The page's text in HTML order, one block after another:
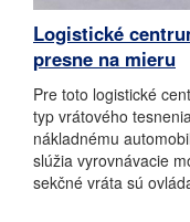
Logistické
presne na mieru
Pre toto logistické
typ vrátového
nákladnému
slúžia vyrovnávacie
sekčné vráta sú